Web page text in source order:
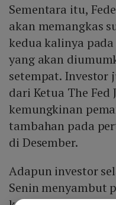
Sementara itu,
akan memangkas
kedua kalinya
yang akan
setempat. Investor
dari Ketua The Fed
kemungkinan
tambahan pada
di Desember.
Adapun investor
Senin menyambut